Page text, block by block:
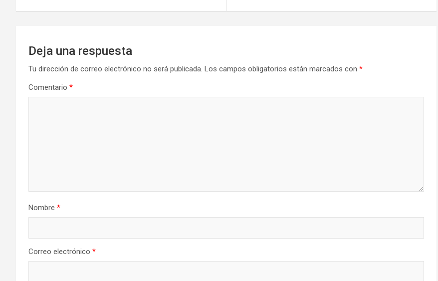
entradas
Deja una respuesta
Tu dirección de correo electrónico no será publicada. Los campos obligatorios están marcados con *
Comentario *
Nombre *
Correo electrónico *